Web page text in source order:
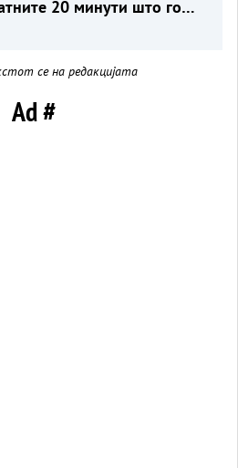
20 минути што го
се на редакцијата
Ad #